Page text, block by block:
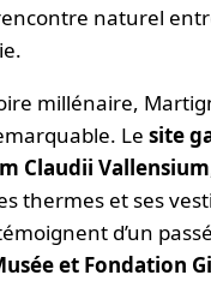
naturel
millénaire,
Lesite
Claudii Vallensium
thermes et ses
d’un passé
et Fondation